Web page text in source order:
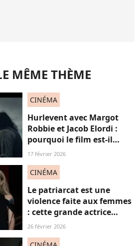
MÊME THÈME
CINÉMA
Hurlevent avec Margot
Robbie et Jacob Elordi :
pourquoi le film est-il
accusé de
17 février 2026
CINÉMA
Le patriarcat est une
violence faite aux femmes
: cette grande actrice
française dénonce en
26 février 2026